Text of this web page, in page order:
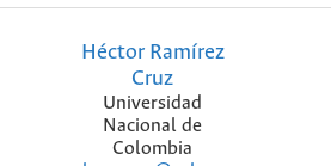
Héctor Ramírez
Cruz
Universidad
Nacional de
Colombia